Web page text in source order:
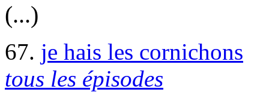
(...)
67. je hais les cornichons
tous les épisodes